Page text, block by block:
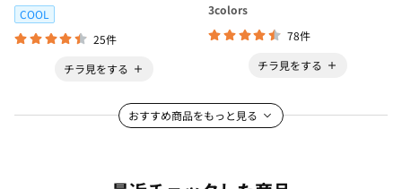
COOL
25件
チラ見をする
3colors
78件
チラ見をする
おすすめ商品をもっと見る